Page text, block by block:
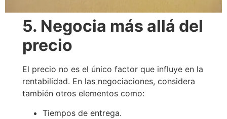
5. Negocia más allá del
precio
El precio no es el único factor que influye en la
rentabilidad. En las negociaciones, considera
también otros elementos como:
Tiempos de entrega.